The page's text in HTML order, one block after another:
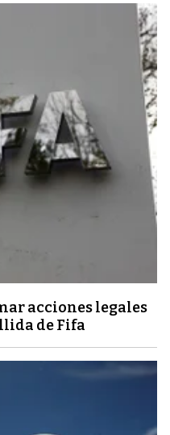
acciones legales
de Fifa